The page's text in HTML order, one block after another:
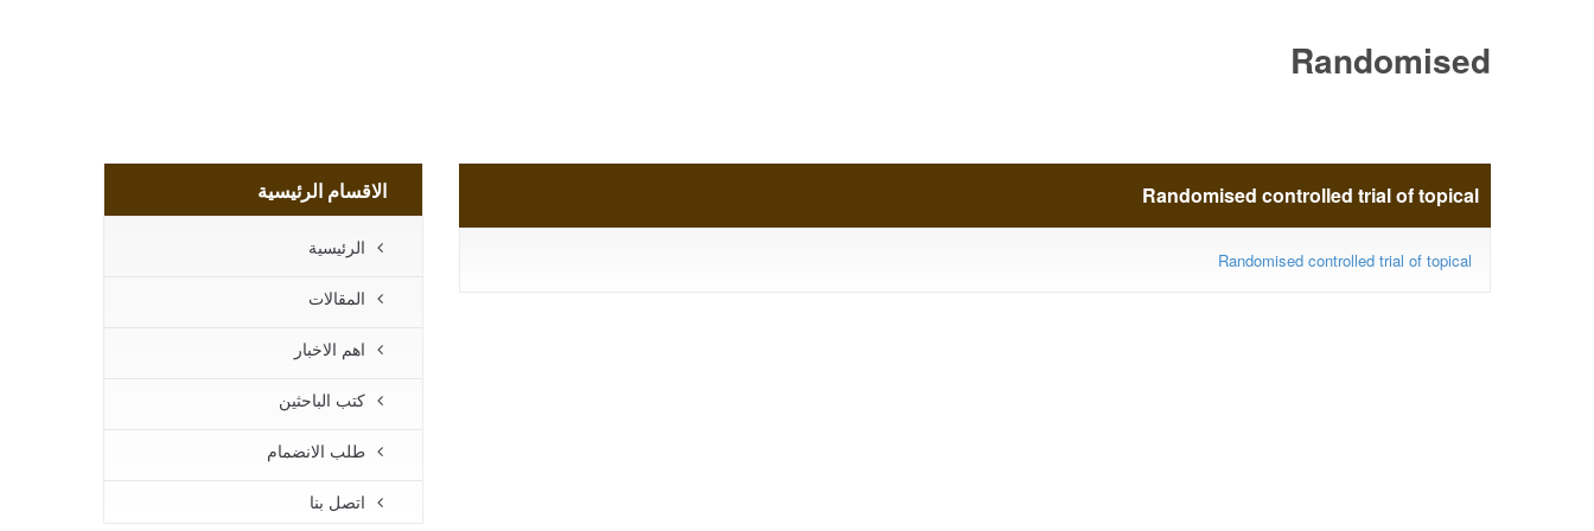
Randomised
topical
Randomised controlled trial of topical
Randomised controlled trial of topical
الاقسام الرئيسية
الرئيسية
المقالات
اهم الاخبار
كتب الباحثين
طلب الانضمام
اتصل بنا